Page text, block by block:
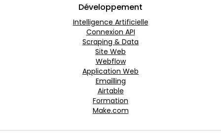
Développement
Intelligence Artificielle
Connexion API
Scraping & Data
Site Web
Webflow
Application Web
Emailling
Airtable
Formation
Make.com